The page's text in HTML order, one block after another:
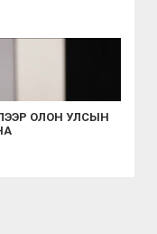
ОЛОН УЛСЫН